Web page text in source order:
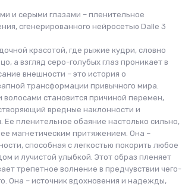
и серыми глазами – пленительное
сгенерированного нейросетью Dalle 3
красотой, где рыжие кудри, словно
а взгляд серо-голубых глаз проникает в
внешности – это история о
трансформации привычного мира.
становится причиной перемен,
вредные наклонности и
пленительное обаяние настолько сильно,
магнетическим притяжением. Она –
способная с легкостью покорить любое
и лучистой улыбкой. Этот образ пленяет
трепетное волнение в предчувствии чего-
Она – источник вдохновения и надежды,